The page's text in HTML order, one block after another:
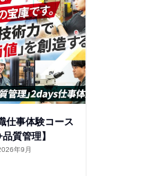
仕事体験コース
質管理】
年9月